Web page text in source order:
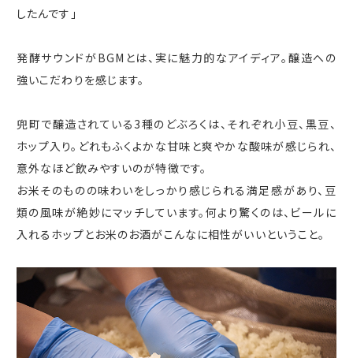
したんです」
発酵サウンドがBGM とは、実に魅力的なアイディア。醸造への
強いこだわりを感じます。
兜町で醸造されている 3種のどぶろくは、それぞれ小豆、黒豆、
ホップ入り。どれもふくよかな甘味と爽やかな酸味が感じられ、
意外なほど飲みやすいのが特徴です。
お米そのものの味わいをしっかり感じられる満足感があり、豆
類の風味が絶妙にマッチしています。何より驚くのは、ビールに
入れるホップとお米のお酒がこんなに相性がいいということ。